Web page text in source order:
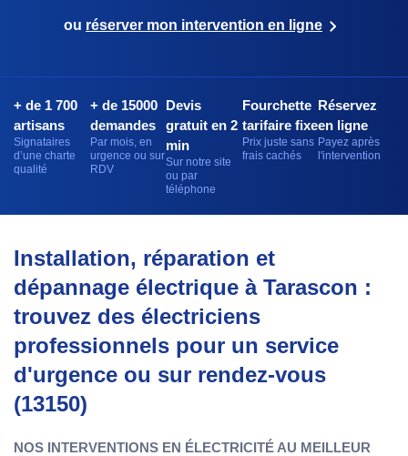
ou réserver mon intervention en ligne
+ de 1 700
artisans
Signataires
d’une charte
qualité
+ de 15000
demandes
Par mois, en
urgence ou sur
RDV
Devis
gratuit en 2
min
Sur notre site
ou par
téléphone
Fourchette
tarifaire fixe
Prix juste sans
frais cachés
Réservez
en ligne
Payez après
l'intervention
Installation, réparation et
dépannage électrique à Tarascon :
trouvez des électriciens
professionnels pour un service
d'urgence ou sur rendez-vous
(13150)
NOS INTERVENTIONS EN ÉLECTRICITÉ AU MEILLEUR